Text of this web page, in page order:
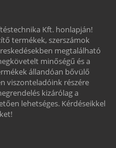
Kft. honlapján!
termékek, szerszámok
megtalálható
minőségű és a
állandóan bővülő
viszonteladóink részére
kizárólag a
lehetséges. Kérdéseikkel